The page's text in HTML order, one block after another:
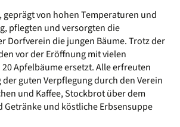
geprägt von hohen Temperaturen und
pflegten und versorgten die
Dorfverein die jungen Bäume. Trotz der
vor der Eröffnung mit vielen
Apfelbäume ersetzt. Alle erfreuten
der guten Verpflegung durch den Verein
und Kaffee, Stockbrot über dem
Getränke und köstliche Erbsensuppe